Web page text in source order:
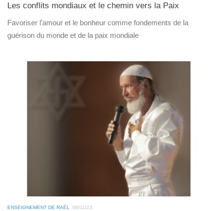
Les conflits mondiaux et le chemin vers la Paix
Favoriser l’amour et le bonheur comme fondements de la
guérison du monde et de la paix mondiale
ENSEIGNEMENT DE RAËL 09/11/23